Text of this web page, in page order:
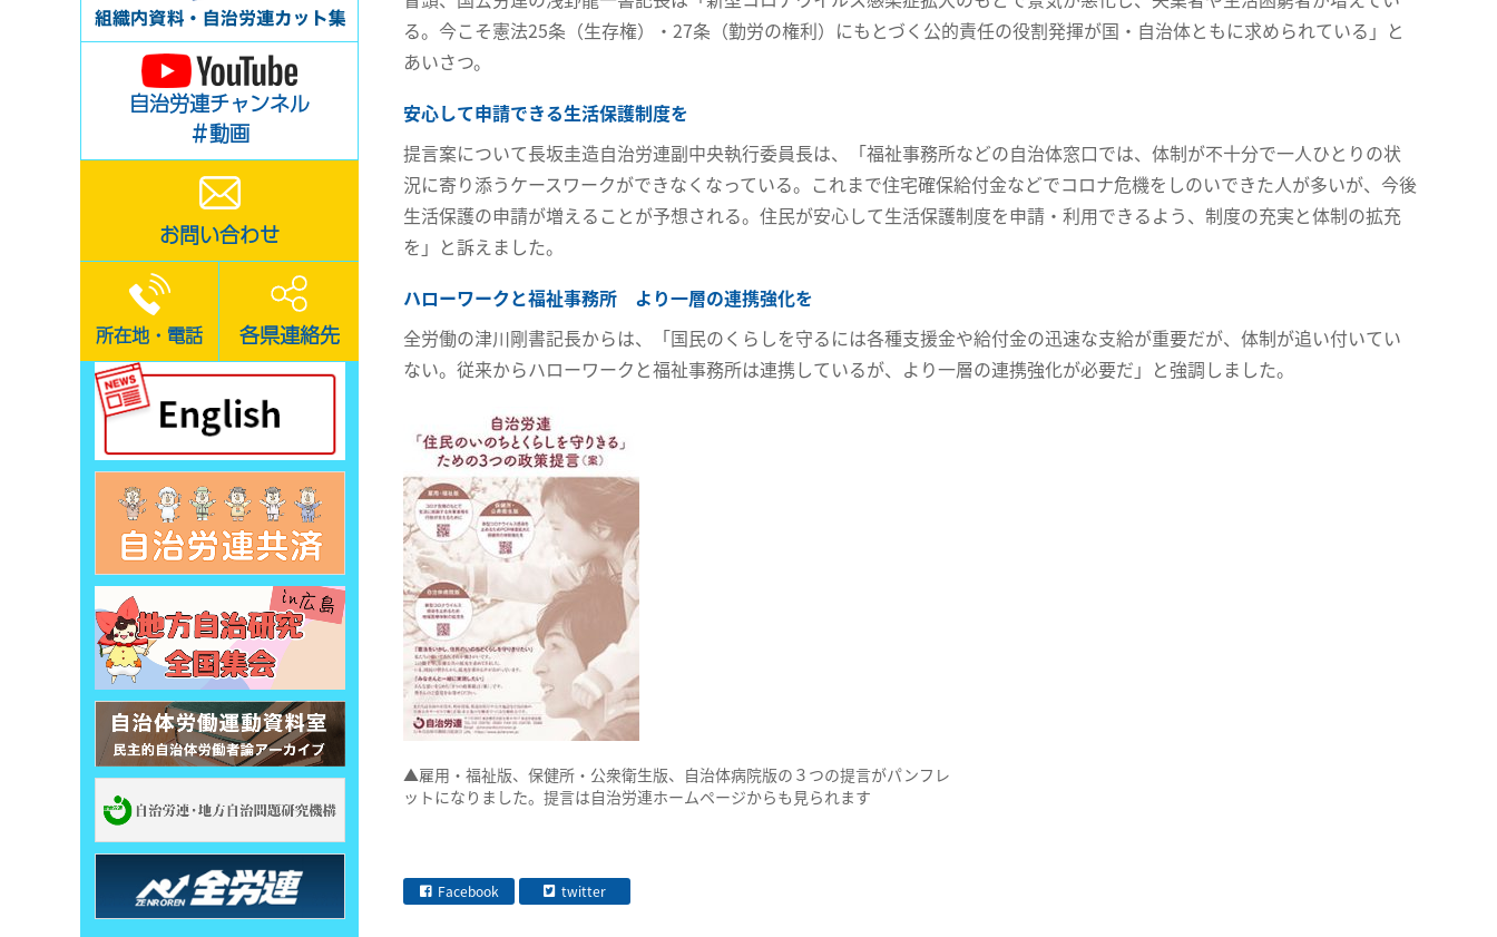
自治労連チャンネル
＃動画
お問い合わせ
所在地・電話 各県連絡先
る。今こそ憲法25条（生存権）・27条（勤労の権利）にもとづく公的責任の役割発揮が国・自治体ともに求められている」と
あいさつ。
安心して申請できる生活保護制度を
提言案について長坂圭造自治労連副中央執行委員長は、「福祉事務所などの自治体窓口では、体制が不十分で一人ひとりの状
況に寄り添うケースワークができなくなっている。これまで住宅確保給付金などでコロナ危機をしのいできた人が多いが、今後
生活保護の申請が増えることが予想される。住民が安心して生活保護制度を申請・利用できるよう、制度の充実と体制の拡充
を」と訴えました。
ハローワークと福祉事務所 より一層の連携強化を
全労働の津川剛書記長からは、「国民のくらしを守るには各種支援金や給付金の迅速な支給が重要だが、体制が追い付いてい
ない。従来からハローワークと福祉事務所は連携しているが、より一層の連携強化が必要だ」と強調しました。
▲雇用・福祉版、保健所・公衆衛生版、自治体病院版の３つの提言がパンフレ
ットになりました。提言は自治労連ホームページからも見られます
Facebook twitter